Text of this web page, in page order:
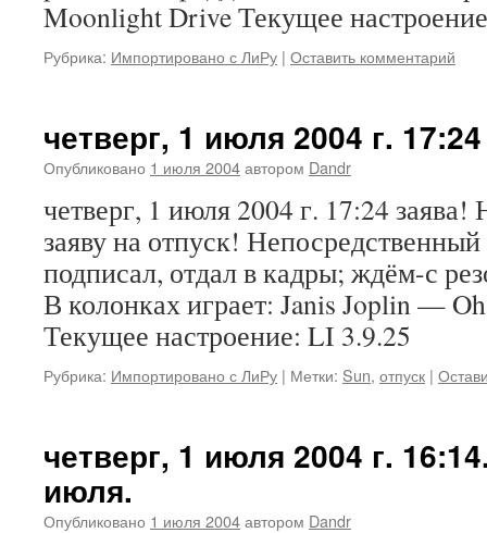
Moonlight Drive Текущее
Рубрика: Импортировано с ЛиРу | Оставить комментарий
четверг, 1 июля 2004 г.
Опубликовано 1 июля 2004автором Dandr
четверг, 1 июля 2004 г. 17:24 заява!
заяву на отпуск!
подписал, отдал в кадры; ждём-с
В колонках играет: Janis Joplin —
Текущее настроение: LI 3.9.25
Рубрика: Импортировано с ЛиРу | Метки: Sun, отпуск |
четверг, 1 июля 2004 г.
июля.
Опубликовано 1 июля 2004автором Dandr